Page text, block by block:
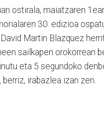
ostirala, maiatzaren
30. edizioa
Martin Blazquez
sailkapen orokorrean
eta 5 segundoko
irabazlea izan zen.